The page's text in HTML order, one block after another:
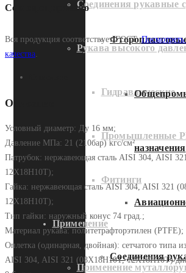
Соединения рукавные
Рукава высокого
Гидравлические
Промышленные
Фитинги
Применение
Применение
назначения
Соединения
Сертифицировано
Вся продукция соответствует ГОСТ.
качества.
Описание
Условный диаметр: Ду 16 мм;
Давление МПа: 21 (210бар) кгс/см²
Патрубок: нержавеющая сталь AISI 304, AISI
12Х18Н10Т);
Гайка: нержавеющая сталь AISI 304, AISI 321
12Х18Н10Т);
Тип гайки: наружный конус 74 град.;
Материал рукава: политетрафторэтилен (PTFE);
Оплетка (одинарная, двойная): сетчатого типа
AISI 304, AISI 321 (08Х18Н10Т, 12Х18Н10Т)